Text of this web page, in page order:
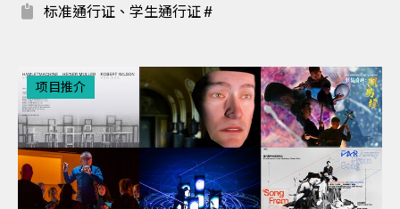
标准通行证、学生通行证 #
项目推介